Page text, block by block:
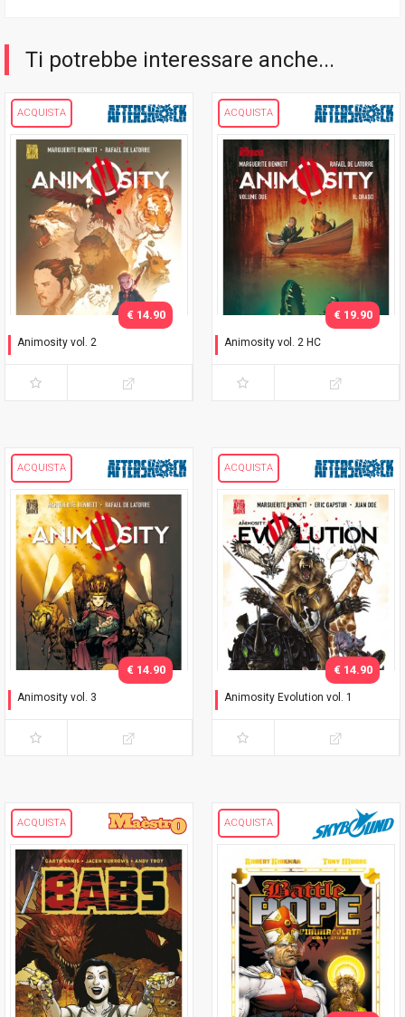
Ti potrebbe interessare anche...
ACQUISTA
Animosity vol. 2
€ 14.90
ACQUISTA
Animosity vol. 2 HC
€ 19.90
ACQUISTA
Animosity vol. 3
€ 14.90
ACQUISTA
Animosity Evolution vol. 1
€ 14.90
ACQUISTA ACQUISTA